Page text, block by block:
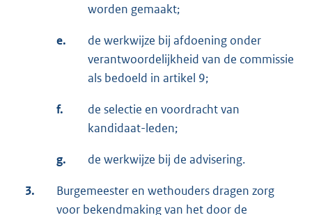
worden gemaakt;
e.
de werkwijze bij afdoening onder
verantwoordelijkheid van de commissie
als bedoeld in artikel 9;
f.
de selectie en voordracht van
kandidaat-leden;
g. de werkwijze bij de advisering.
3.
Burgemeester en wethouders dragen zorg
voor bekendmaking van het door de